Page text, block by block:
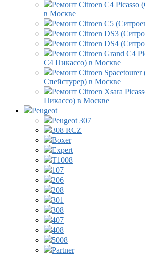
Ремонт Citroen C4 Picasso
в Москве
Ремонт Citroen C5
Ремонт Citroen DS3
Ремонт Citroen DS4
Ремонт Citroen Grand C4
С4 Пикассо) в Москве
Ремонт Citroen Spacetourer
Спейстурер) в Москве
Ремонт Citroen Xsara
Пикассо) в Москве
Peugeot
Peugeot 307
308 RCZ
Boxer
Expert
T1008
107
206
208
301
308
407
408
5008
Partner